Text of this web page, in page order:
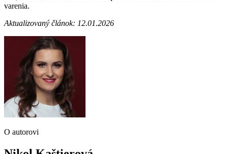
varenia.
Aktualizovaný článok: 12.01.2026
O autorovi